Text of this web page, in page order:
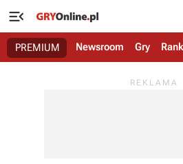

PREMIUM Newsroom Gry